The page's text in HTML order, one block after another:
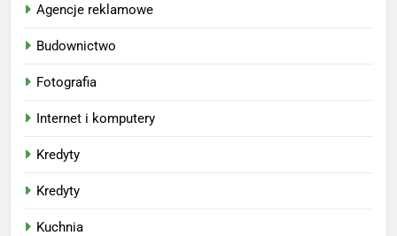
Agencje reklamowe
Budownictwo
Fotografia
Internet i komputery
Kredyty
Kredyty
Kuchnia